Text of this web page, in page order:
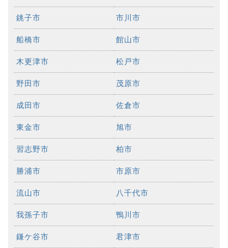
銚子市 市川市
船橋市 館山市
木更津市 松戸市
野田市 茂原市
成田市 佐倉市
東金市 旭市
習志野市 柏市
勝浦市 市原市
流山市 八千代市
我孫子市 鴨川市
鎌ケ谷市 君津市